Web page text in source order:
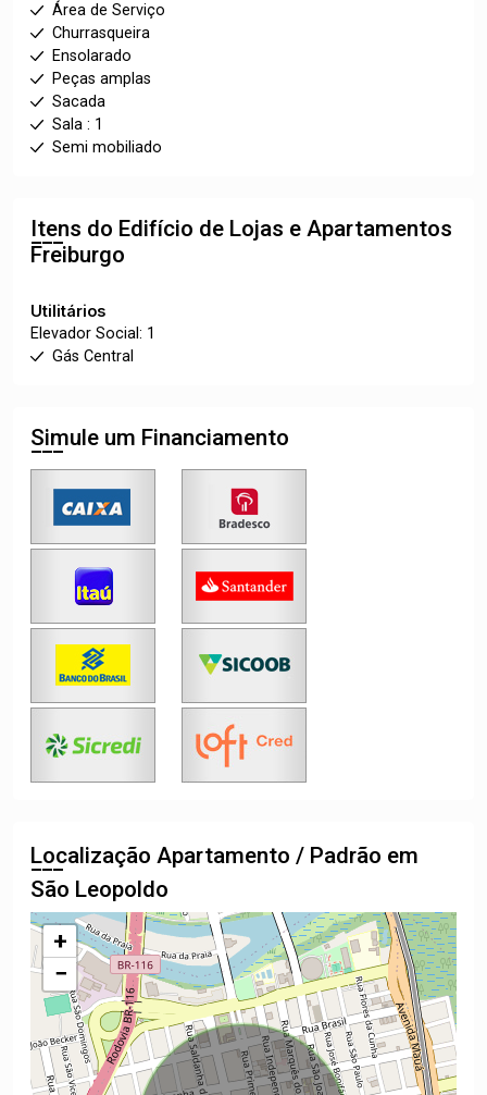
Área de Serviço
Churrasqueira
Ensolarado
Peças amplas
Sacada
Sala : 1
Semi mobiliado
Itens do Edifício de Lojas e Apartamentos
Freiburgo
Utilitários
Elevador Social: 1
Gás Central
Simule um Financiamento
Localização Apartamento / Padrão em
São Leopoldo
+
−